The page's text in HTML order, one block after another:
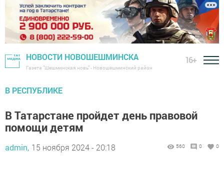
НОВОСТИ НОВОШЕШМИНСКА
Газета "Шешминская новь" - Новошешминский район
16+
В РЕСПУБЛИКЕ
В Татарстане пройдет день правовой
помощи детям
admin, 15 ноября 2024 - 20:18 560 0 0